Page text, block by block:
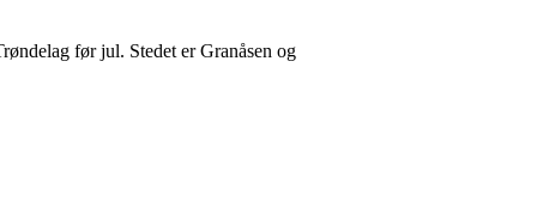
før jul. Stedet er Granåsen og